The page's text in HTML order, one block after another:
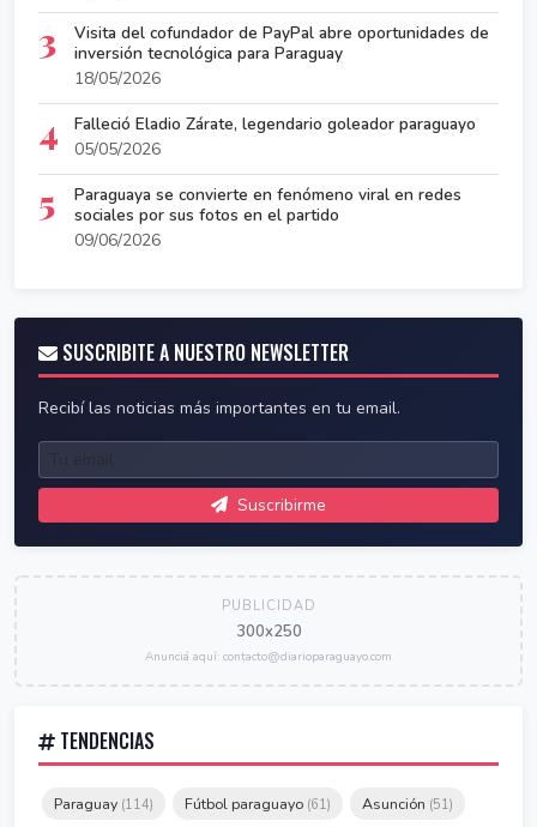
3
Visita del cofundador de PayPal abre oportunidades de
inversión tecnológica para Paraguay
18/05/2026
4
Falleció Eladio Zárate, legendario goleador paraguayo
05/05/2026
5
Paraguaya se convierte en fenómeno viral en redes
sociales por sus fotos en el partido
09/06/2026
SUSCRIBITE A NUESTRO NEWSLETTER
Recibí las noticias más importantes en tu email.
Suscribirme
PUBLICIDAD
300x250
Anunciá aquí: contacto@diarioparaguayo.com
TENDENCIAS
Paraguay (114) Fútbol paraguayo (61) Asunción (51)